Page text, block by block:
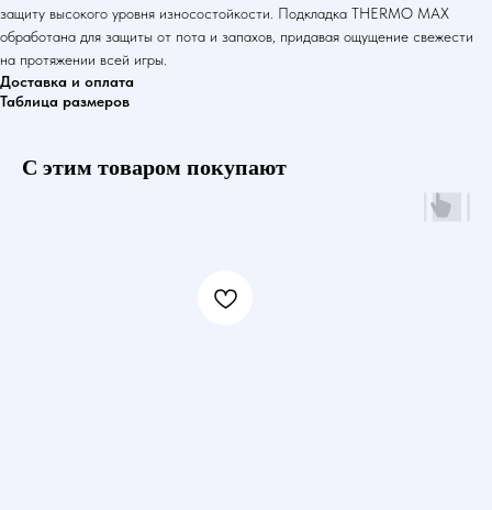
защиту высокого уровня износостойкости. Подкладка THERMO MAX
обработана для защиты от пота и запахов, придавая ощущение свежести
на протяжении всей игры.
Доставка и оплата
Таблица размеров
С этим товаром покупают